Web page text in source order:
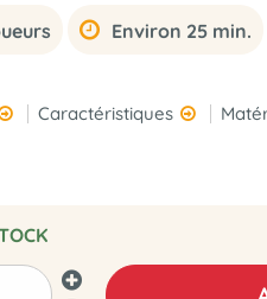
Environ 25 min.
Caractéristiques